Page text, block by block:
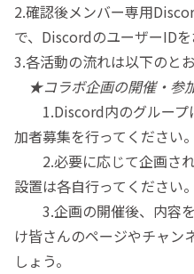
2.確認後メンバー専用
で、DiscordのユーザーIDを
3.各活動の流れは以下のとお
★コラボ企画の開催・参
1.Discord内のグループ
加者募集を行ってください。
2.必要に応じて企画され
設置は各自行ってください。
3.企画の開催後、内容を
け皆さんのページやチャン
しょう。